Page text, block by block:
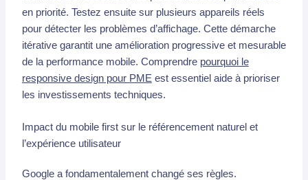
en priorité. Testez ensuite sur plusieurs appareils réels
pour détecter les problèmes d’affichage. Cette démarche
itérative garantit une amélioration progressive et mesurable
de la performance mobile. Comprendre pourquoi le
responsive design pour PME est essentiel aide à prioriser
les investissements techniques.
Impact du mobile first sur le référencement naturel et
l’expérience utilisateur
Google a fondamentalement changé ses règles.